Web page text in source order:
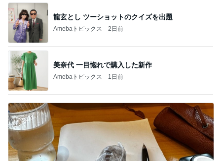
龍玄とし ツーショットのクイズを出題
Amebaトピックス 2日前
美奈代 一目惚れで購入した新作
Amebaトピックス 1日前